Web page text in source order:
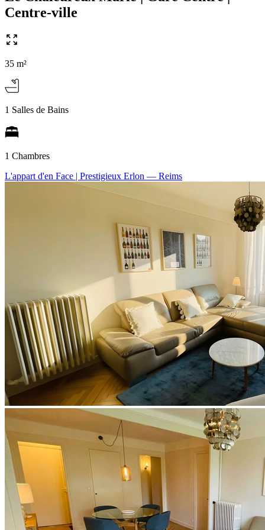
Centre-ville
35 m²
1 Salles de Bains
1 Chambres
L'appart d'en Face | Prestigieux Erlon — Reims